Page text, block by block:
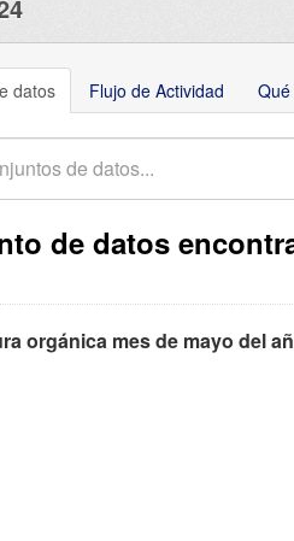
datos Flujo de Actividad
de datos
orgánica mes de mayo del